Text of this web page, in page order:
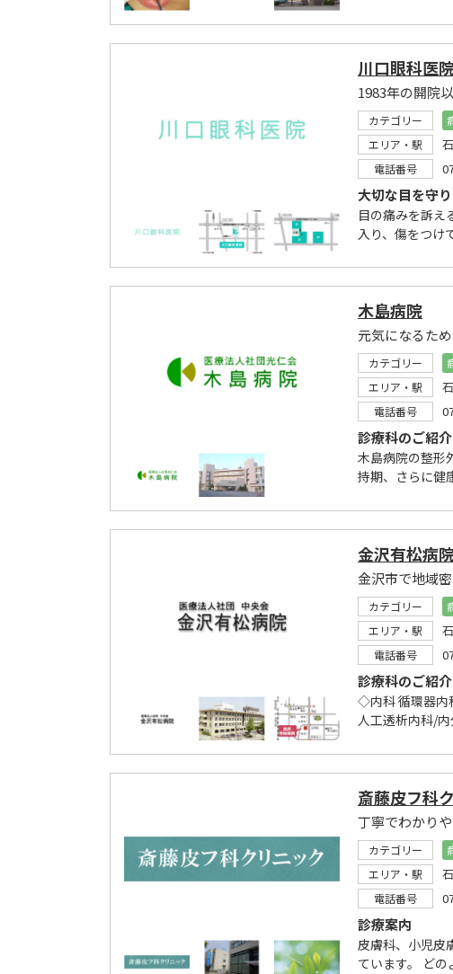
川口眼科医
カテゴリー
エリア・駅
電話番号
大切な目を守
目の痛みを訴え
入り、傷をつけ
木島病院
元気になるた
カテゴリー
エリア・駅
電話番号
診療科のご紹
木島病院の整形
持期、さらに健
金沢有松病
金沢市で地域
カテゴリー
エリア・駅
電話番号
診療科のご紹介
◇内科 循環器内
人工透析内科/
斎藤皮フ科
丁寧でわかり
カテゴリー
エリア・駅
電話番号
診療案内
皮膚科、小児皮
ています。 ど